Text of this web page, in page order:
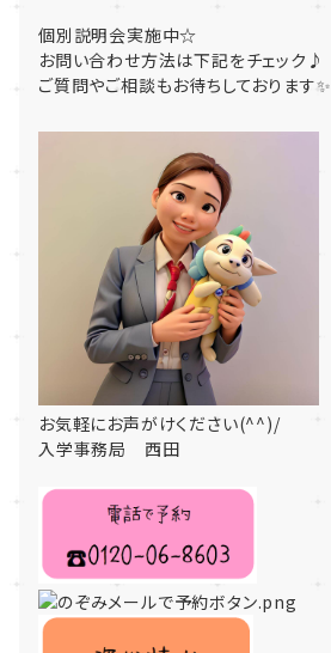
個別説明会実施中☆
お問い合わせ方法は下記をチェック♪
ご質問やご相談もお待ちしております✨
お気軽にお声がけください(^^)/
入学事務局 西田